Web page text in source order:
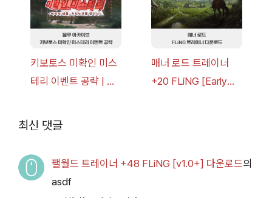
키보토스 미확인 미스
테리 이벤트 공략 | 블
매너 로드 트레이너
+20 FLiNG [Early
최신 댓글
팰월드 트레이너 +48 FLiNG [v1.0+] 다운로드의
asdf